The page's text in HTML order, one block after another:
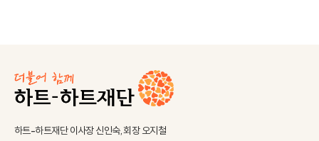
하트-하트재단 이사장 신인숙, 회장 오지철